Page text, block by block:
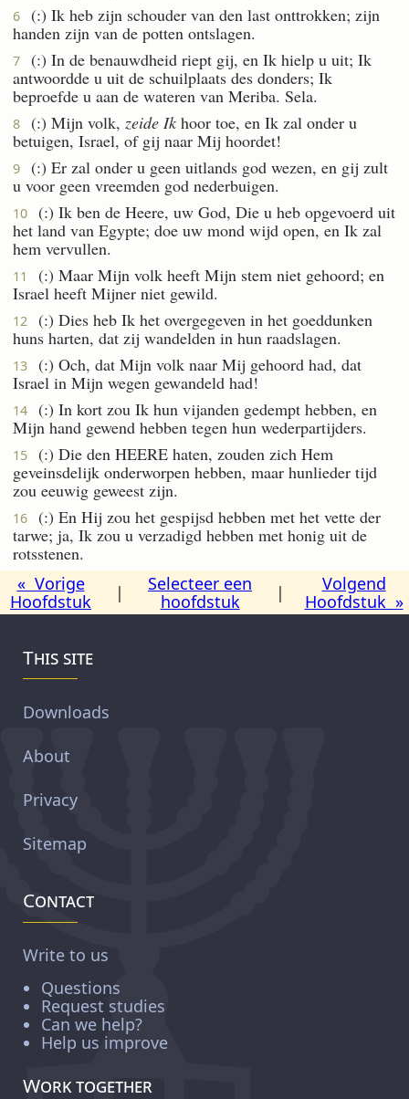
6
(:) Ik heb zijn schouder van den last onttrokken; zijn
handen zijn van de potten ontslagen.
7
(:) In de benauwdheid riept gij, en Ik hielp u uit; Ik
antwoordde u uit de schuilplaats des donders; Ik
beproefde u aan de wateren van Meriba. Sela.
8 (:) Mijn volk, zeide Ik hoor toe, en Ik zal onder u
betuigen, Israel, of gij naar Mij hoordet!
9
(:) Er zal onder u geen uitlands god wezen, en gij zult
u voor geen vreemden god nederbuigen.
10
(:) Ik ben de Heere, uw God, Die u heb opgevoerd uit
het land van Egypte; doe uw mond wijd open, en Ik zal
hem vervullen.
11
(:) Maar Mijn volk heeft Mijn stem niet gehoord; en
Israel heeft Mijner niet gewild.
12
(:) Dies heb Ik het overgegeven in het goeddunken
huns harten, dat zij wandelden in hun raadslagen.
13
(:) Och, dat Mijn volk naar Mij gehoord had, dat
Israel in Mijn wegen gewandeld had!
14
(:) In kort zou Ik hun vijanden gedempt hebben, en
Mijn hand gewend hebben tegen hun wederpartijders.
15
(:) Die den HEERE haten, zouden zich Hem
geveinsdelijk onderworpen hebben, maar hunlieder tijd
zou eeuwig geweest zijn.
16
(:) En Hij zou het gespijsd hebben met het vette der
tarwe; ja, Ik zou u verzadigd hebben met honig uit de
rotsstenen.
« Vorige
Hoofdstuk
|
Selecteer een
hoofdstuk
|
Volgend
Hoofdstuk »
This site
Downloads
About
Privacy
Sitemap
Contact
Write to us
Questions
Request studies
Can we help?
Help us improve
Work together